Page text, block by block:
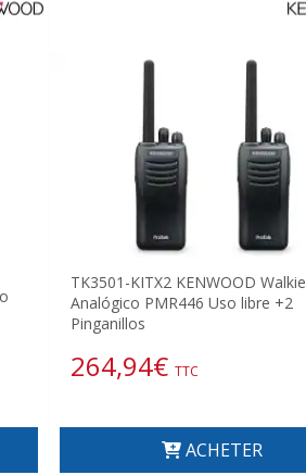
TK3501-KITX2 KENWOOD Walkie
Analógico PMR446 Uso libre +2
Pinganillos
264,94€ TTC
ACHETER